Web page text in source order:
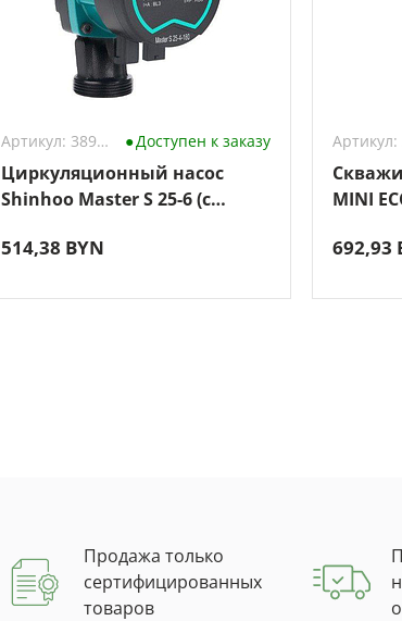
Артикул: 3896412 Доступен к заказу
Циркуляционный насос
Shinhoo Master S 25-6 (с
514,38 BYN
MINI
692,93
Продажа только
сертифицированных
товаров